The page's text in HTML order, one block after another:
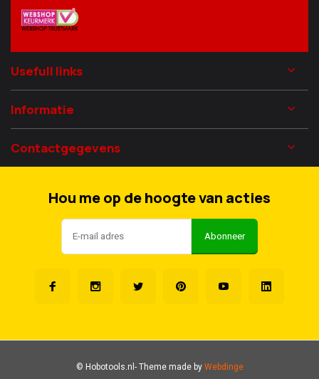
Usefull links
Informatie
Contactgegevens
Hou me op de hoogte van acties
Abonneer
© Hobotools.nl- Theme made byWebdinge